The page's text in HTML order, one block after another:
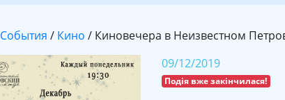
События / Кино / Киновечера в Неизвестном
09/12/2019
Подія вже закінчилася!